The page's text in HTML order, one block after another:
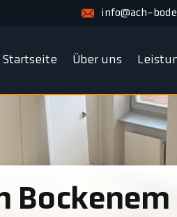
info@ach-
Startseite Über uns
Bockenem